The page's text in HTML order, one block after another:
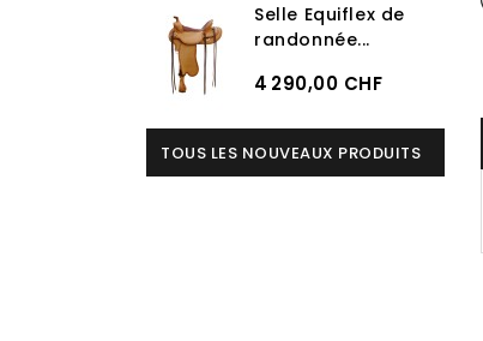
Selle Equiflex de
randonnée...
4 290,00 CHF
TOUS LES NOUVEAUX PRODUITS